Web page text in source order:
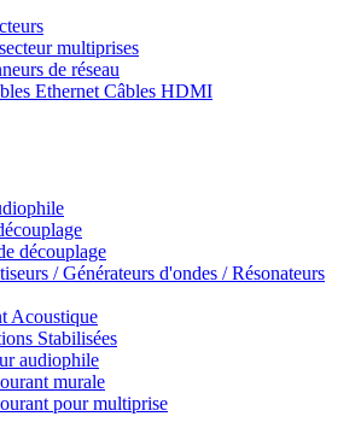
multiprises
de réseau
Ethernet Câbles HDMI
découplage
/ Générateurs d'ondes / Résonateurs
Acoustique
Stabilisées
audiophile
murale
pour multiprise